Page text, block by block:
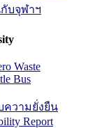
บจุฬาฯ
Waste
Bus
ความยั่งยืน
Report